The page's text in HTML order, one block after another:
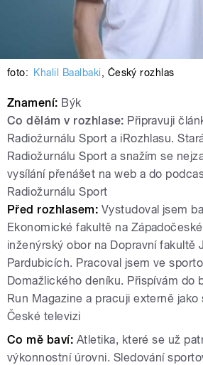
foto: Khalil Baalbaki, Český rozhlas
Znamení: Býk
Co dělám v rozhlase: Připravuji
Radiožurnálu Sport a iRozhlasu.
Radiožurnálu Sport a snažím se
vysílání přenášet na web a do
Radiožurnálu Sport
Před rozhlasem: Vystudoval jsem
Ekonomické fakultě na
inženýrský obor na Dopravní fakultě
Pardubicích. Pracoval jsem ve
Domažlického deníku. Přispívám do
Run Magazine a pracuji externě
České televizi
Co mě baví: Atletika, které se už
výkonnostní úrovni. Sledování